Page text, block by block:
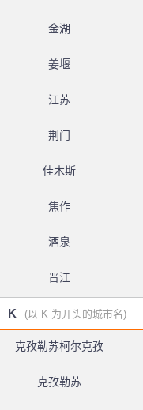
金湖
姜堰
江苏
荆门
佳木斯
焦作
酒泉
晋江
K (以 K 为开头的城市名)
克孜勒苏柯尔克孜
克孜勒苏